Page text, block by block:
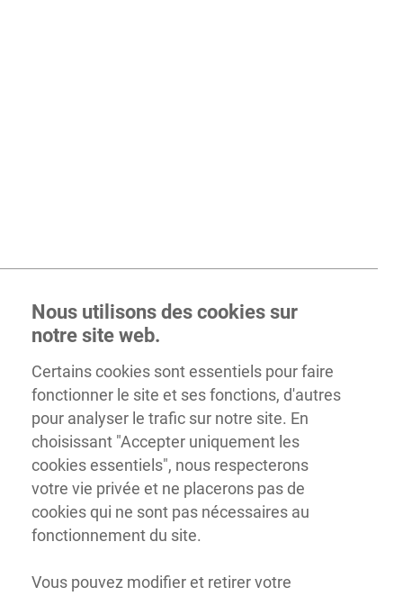
Nous utilisons des cookies sur
notre site web.
Certains cookies sont essentiels pour faire
fonctionner le site et ses fonctions, d'autres
pour analyser le trafic sur notre site. En
choisissant "Accepter uniquement les
cookies essentiels", nous respecterons
votre vie privée et ne placerons pas de
cookies qui ne sont pas nécessaires au
fonctionnement du site.
Vous pouvez modifier et retirer votre